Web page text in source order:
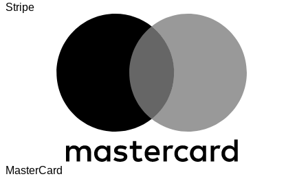
Stripe
MasterCard